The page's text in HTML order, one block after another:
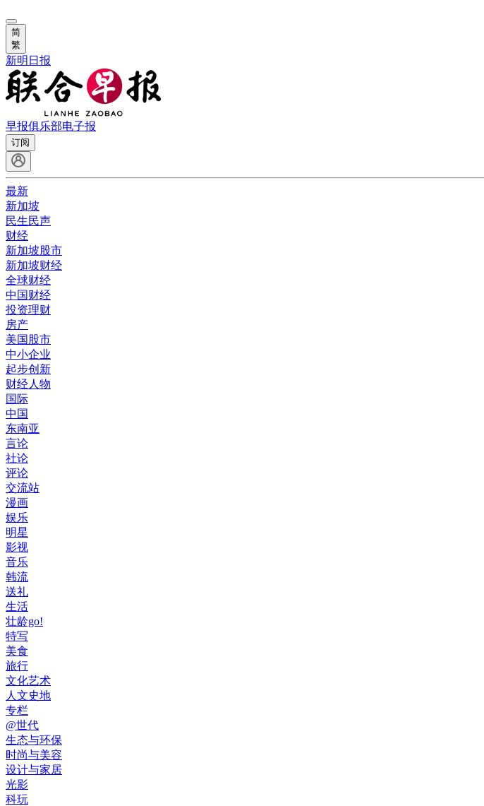
简
繁
新明日报
早报俱乐部电子报
订阅
最新
新加坡
民生民声
财经
新加坡股市
新加坡财经
全球财经
中国财经
投资理财
房产
美国股市
中小企业
起步创新
财经人物
国际
中国
东南亚
言论
社论
评论
交流站
漫画
娱乐
明星
影视
音乐
韩流
送礼
生活
壮龄go!
特写
美食
旅行
文化艺术
人文史地
专栏
@世代
生态与环保
时尚与美容
设计与家居
光影
科玩